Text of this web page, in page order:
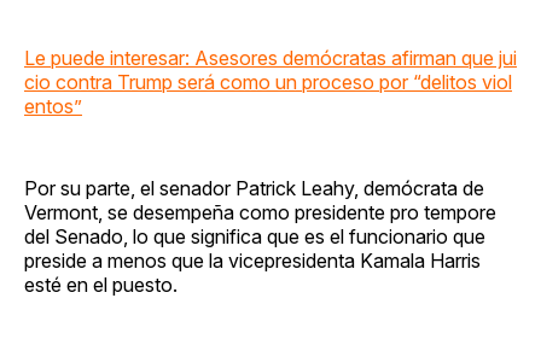
Le puede interesar: Asesores demócratas afirman que jui
cio contra Trump será como un proceso por “delitos viol
entos”
Por su parte, el senador Patrick Leahy, demócrata de
Vermont, se desempeña como presidente pro tempore
del Senado, lo que significa que es el funcionario que
preside a menos que la vicepresidenta Kamala Harris
esté en el puesto.